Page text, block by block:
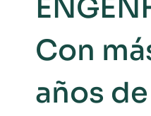
Con
años de